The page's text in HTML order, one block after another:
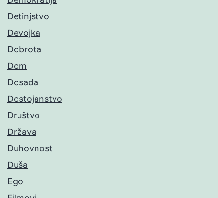
Detinjstvo
Devojka
Dobrota
Dom
Dosada
Dostojanstvo
Društvo
Država
Duhovnost
Duša
Ego